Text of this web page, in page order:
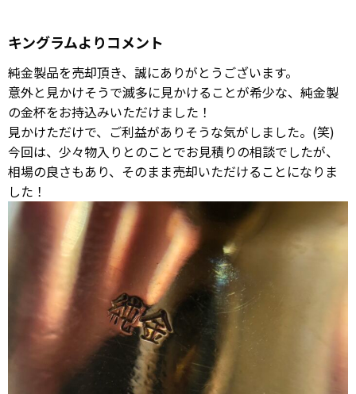
キングラムよりコメント
純金製品を売却頂き、誠にありがとうございます。
意外と見かけそうで滅多に見かけることが希少な、純金製
の金杯をお持込みいただけました！
見かけただけで、ご利益がありそうな気がしました。(笑)
今回は、少々物入りとのことでお見積りの相談でしたが、
相場の良さもあり、そのまま売却いただけることになりま
した！